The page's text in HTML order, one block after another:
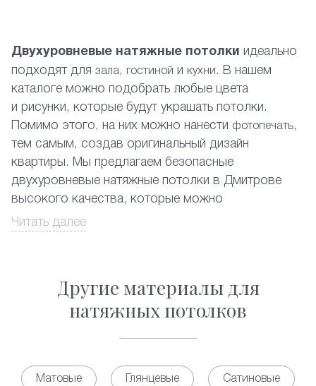
Двухуровневые натяжные потолки идеально
подходят для зала, гостиной и кухни . В нашем
каталоге можно подобрать любые цвета
и рисунки, которые будут украшать потолки.
Помимо этого, на них можно нанести фотопечать,
тем самым, создав оригинальный дизайн
квартиры. Мы предлагаем безопасные
двухуровневые натяжные потолки в Дмитрове
высокого качества, которые можно
устанавливать в любых помещениях.
эффектно смотрятся с красивыми точечными
светильниками. Наши специалисты составят
дизайн-проект и помогут подобрать вариант,
подходящий именно для Вашего помещения.
Многоуровневые натяжные потолки запросто
Читать далее
Другие материалы для
натяжных потолков
Матовые Глянцевые Сатиновые